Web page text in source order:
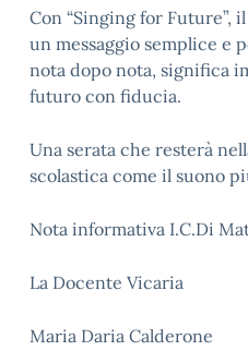
Con “Singing for Future”,
un messaggio semplice e
nota dopo nota, significa
futuro con fiducia.
Una serata che resterà
scolastica come il suono
Nota informativa I.C.Di
La Docente Vicaria
Maria Daria Calderone